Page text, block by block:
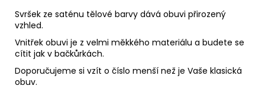
Svršek ze saténu tělové barvy dává obuvi přirozený
vzhled.
Vnitřek obuvi je z velmi měkkého materiálu a budete se
cítit jak v bačkůrkách.
Doporučujeme si vzít o číslo menší než je Vaše klasická
obuv.